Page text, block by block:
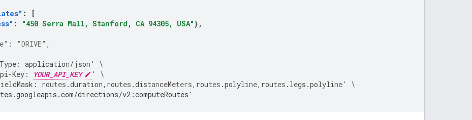
:
[
: "450 Serra Mall, Stanford, CA 94305, USA" },
: "DRIVE" ,
Type : application/json '
\
-Key : YOUR_API_KEY '
\
: routes .duration, routes .distanceMeters, routes .polyline, routes .legs.polyline'
\
directions/v2:computeRoutes'